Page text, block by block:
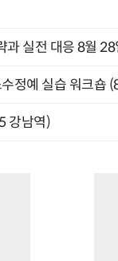
실전 대응 8월
정예 실습 워크숍
강남역)